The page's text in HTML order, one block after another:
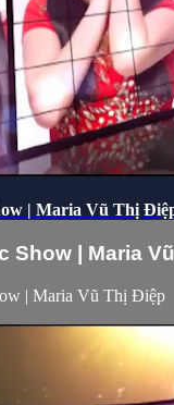
| Maria Vũ Thị
Show | Maria
| Maria Vũ Thị Điệp